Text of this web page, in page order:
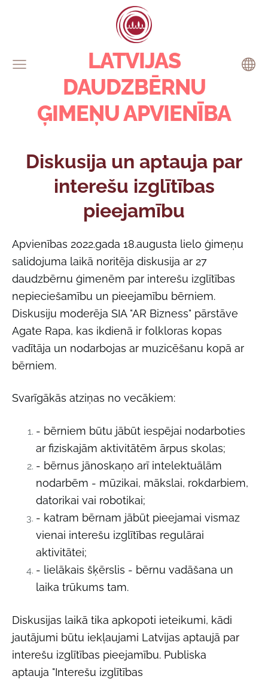
LATVIJAS
DAUDZBĒRNU
ĢIMEŅU APVIENĪBA
Diskusija un aptauja par
interešu izglītības
pieejamību
Apvienības 2022.gada 18.augusta lielo ģimeņu
salidojuma laikā noritēja diskusija ar 27
daudzbērnu ģimenēm par interešu izglītības
nepieciešamību un pieejamību bērniem.
Diskusiju moderēja SIA "AR Bizness" pārstāve
Agate Rapa, kas ikdienā ir folkloras kopas
vadītāja un nodarbojas ar muzicēšanu kopā ar
bērniem.
Svarīgākās atziņas no vecākiem:
- bērniem būtu jābūt iespējai nodarboties
ar fiziskajām aktivitātēm ārpus skolas;
- bērnus jānoskaņo arī intelektuālām
nodarbēm - mūzikai, mākslai, rokdarbiem,
datorikai vai robotikai;
- katram bērnam jābūt pieejamai vismaz
vienai interešu izglītības regulārai
aktivitātei;
- lielākais šķērslis - bērnu vadāšana un
laika trūkums tam.
Diskusijas laikā tika apkopoti ieteikumi, kādi
jautājumi būtu iekļaujami Latvijas aptaujā par
interešu izglītības pieejamību. Publiska
aptauja "Interešu izglītības